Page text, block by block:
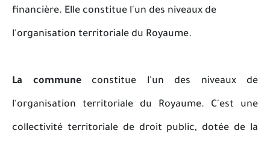
financière. Elle constitue l'un des niveaux de
l'organisation territoriale du Royaume.
La communeconstitue l'un des niveaux de
l'organisation territoriale du Royaume. C'est une
collectivité territoriale de droit public, dotée de la